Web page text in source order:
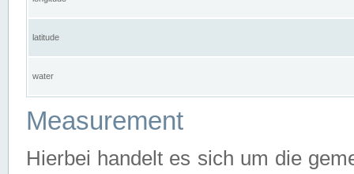
latitude
water
Measurement
Hierbei handelt es sich um die